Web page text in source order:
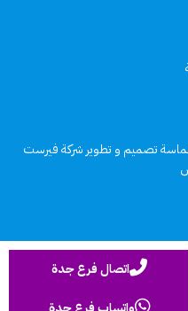
تصميم و تطويرشركة فيرست
اتصال فرع جدة